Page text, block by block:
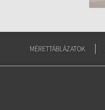
MÉRETTÁBLÁZATOK